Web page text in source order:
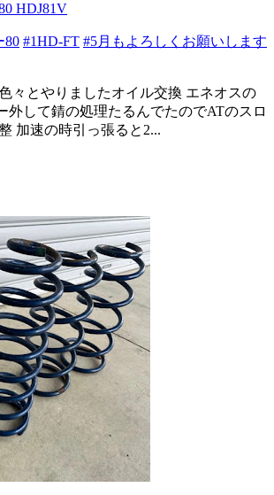
HDJ81V
80 #1HD-FT #5月もよろしくお願いします
々とやりましたオイル交換 エネオスの
外して錆の処理たるんでたのでATのスロ
加速の時引っ張ると2...